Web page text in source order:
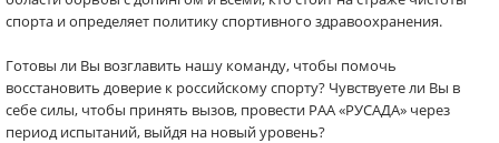
спорта и определяет политику спортивного здравоохранения.
Готовы ли Вы возглавить нашу команду, чтобы помочь
восстановить доверие к российскому спорту? Чувствуете ли Вы в
себе силы, чтобы принять вызов, провести РАА «РУСАДА» через
период испытаний, выйдя на новый уровень?